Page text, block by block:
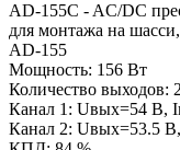
AD-155C - AC/DC
для монтажа на
AD-155
Мощность: 156 Вт
Количество выходов:
Канал 1: Uвых=54 В,
Канал 2: Uвых=53.5